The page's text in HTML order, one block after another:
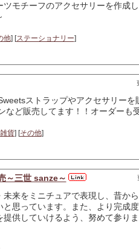
ツモチーフのアクセサリーを作成
他] [ステーショナリー]
ストラップやアクセサリー
など販売してます！！オーダーも
貨] [その他]
～三世 sanze～
未来をミニチュアで表現し、昔か
と思っています。また、より完成
提供していけるよう、努めて参り